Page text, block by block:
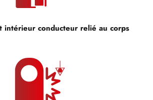
intérieur conducteur relié au corps